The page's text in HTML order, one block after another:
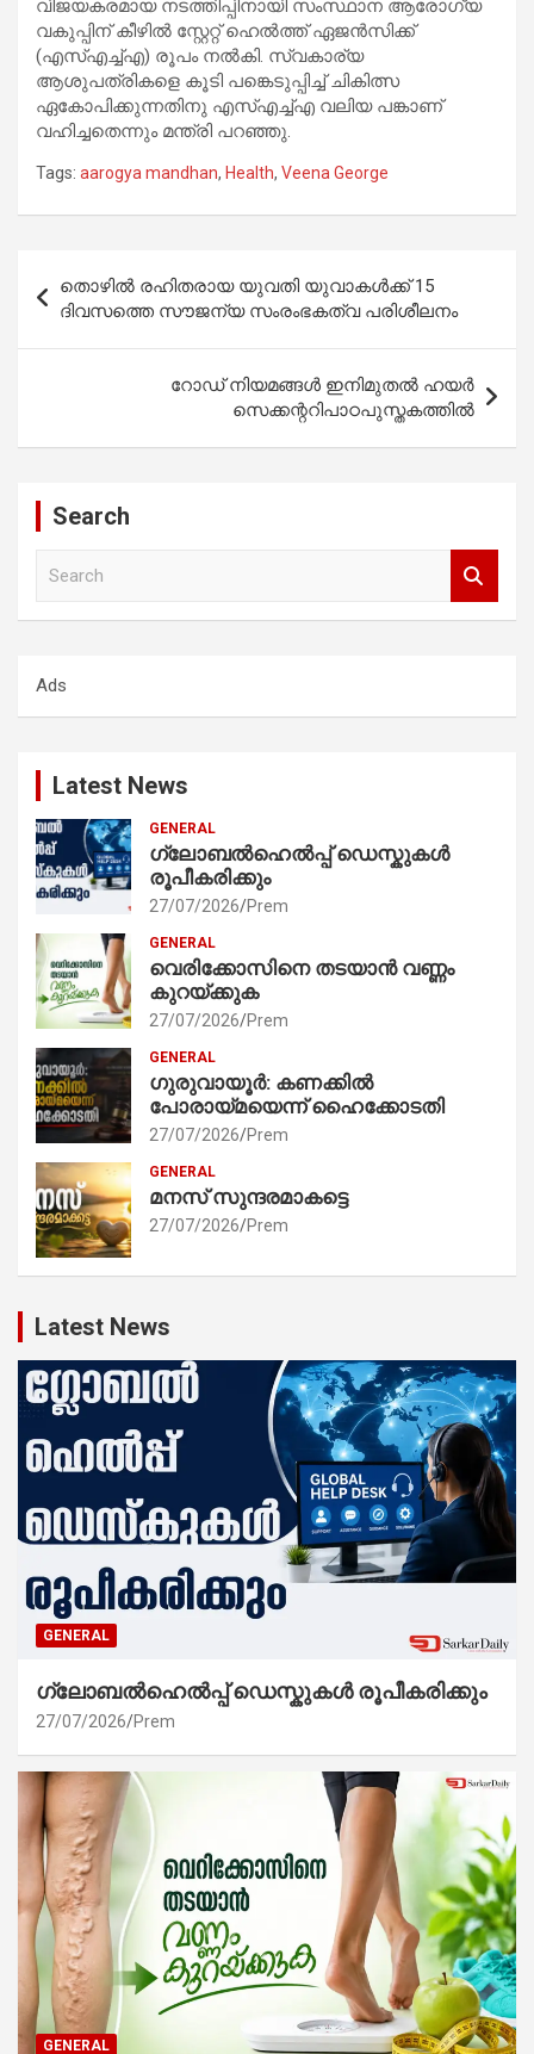
വിജയകരമായ നടത്തിപ്പിനായി സംസ്ഥാന ആരോഗ്യ
വകുപ്പിന് കീഴിൽ സ്റ്റേറ്റ് ഹെൽത്ത് ഏജൻസിക്ക്
(എസ്എച്ച്എ) രൂപം നൽകി. സ്വകാര്യ
ആശുപത്രികളെ കൂടി പങ്കെടുപ്പിച്ച് ചികിത്സ
ഏകോപിക്കുന്നതിനു എസ്എച്ച്എ വലിയ പങ്കാണ്
വഹിച്ചതെന്നും മന്ത്രി പറഞ്ഞു.
Tags: aarogya mandhan, Health, Veena George
navigation
തൊഴിൽ രഹിതരായ യുവതി യുവാകൾക്ക് 15
ദിവസത്തെ സൗജന്യ സംരംഭകത്വ പരിശീലനം
റോഡ് നിയമങ്ങൾ ഇനിമുതൽ ഹയർ
സെക്കന്ററിപാഠപുസ്തകത്തിൽ
Search
h
Ads
Latest News
GENERAL
ഗ്ലോബൽഹെൽപ്പ് ഡെസ്കുകൾ
രൂപീകരിക്കും
27/07/2026 Prem
GENERAL
വെരിക്കോസിനെ തടയാൻ വണ്ണം
കുറയ്ക്കുക
27/07/2026 Prem
GENERAL
ഗുരുവായൂർ: കണക്കിൽ
പോരായ്മയെന്ന് ഹൈക്കോടതി
27/07/2026 Prem
GENERAL
മനസ് സുന്ദരമാകട്ടെ
27/07/2026 Prem
Latest News
GENERAL
ഗ്ലോബൽഹെൽപ്പ് ഡെസ്കുകൾ രൂപീകരിക്കും
27/07/2026 Prem
GENERAL